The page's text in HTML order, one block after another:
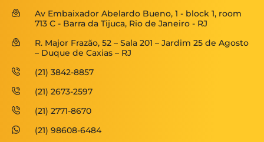
Av Embaixador Abelardo Bueno, 1 - block 1, room
713 C - Barra da Tijuca, Rio de Janeiro - RJ
R. Major Frazão, 52 – Sala 201 – Jardim 25 de Agosto
– Duque de Caxias – RJ
(21) 3842-8857
(21) 2673-2597
(21) 2771-8670
(21) 98608-6484